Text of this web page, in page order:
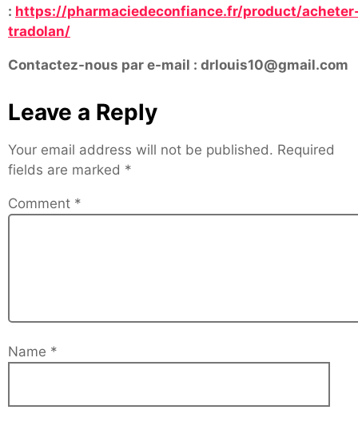
: https://pharmaciedeconfiance.fr/product/
tradolan/
Contactez-nous par e-mail : drlouis10@gmail.com
Leave a Reply
Your email address will not be published. Required
fields are marked *
Comment *
Name *